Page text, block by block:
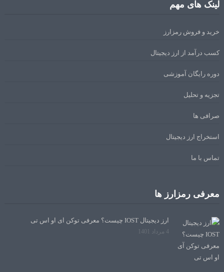
لینک های مهم
خرید و فروش رمزارز
کسب درآمد از ارز دیجیتال
دوره رایگان آموزشی
تجزیه و تحلیل
صرافی ها
استخراج ارز دیجیتال
تماس با ما
معرفی رمزارز ها
ارز دیجیتال IOST چیست؟ معرفی توکن آی او اس تی
4 مرداد 1401